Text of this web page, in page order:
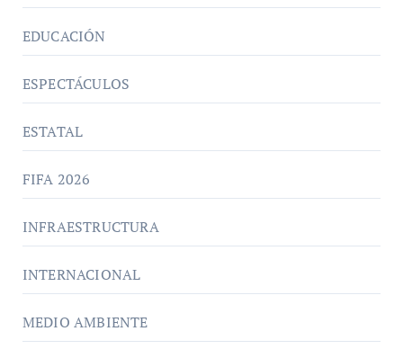
EDUCACIÓN
ESPECTÁCULOS
ESTATAL
FIFA 2026
INFRAESTRUCTURA
INTERNACIONAL
MEDIO AMBIENTE